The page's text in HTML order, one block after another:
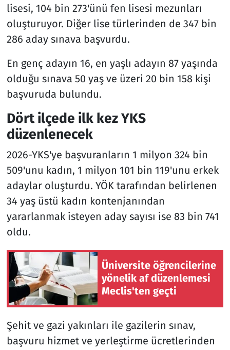
lisesi, 104 bin 273'ünü fen lisesi mezunları
oluşturuyor. Diğer lise türlerinden de 347 bin
286 aday sınava başvurdu.
En genç adayın 16, en yaşlı adayın 87 yaşında
olduğu sınava 50 yaş ve üzeri 20 bin 158 kişi
başvuruda bulundu.
Dört ilçede ilk kez YKS
düzenlenecek
2026-YKS'ye başvuranların 1 milyon 324 bin
509'unu kadın, 1 milyon 101 bin 119'unu erkek
adaylar oluşturdu. YÖK tarafından belirlenen
34 yaş üstü kadın kontenjanından
yararlanmak isteyen aday sayısı ise 83 bin 741
oldu.
Üniversite öğrencilerine
yönelik af düzenlemesi
Meclis'ten geçti
Şehit ve gazi yakınları ile gazilerin sınav,
başvuru hizmet ve yerleştirme ücretlerinden